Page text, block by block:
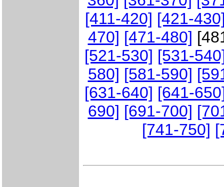
[411-420] [421-
470] [471-480]
[521-530] [531-
580] [581-590]
[631-640] [641-
690] [691-700]
[741-750]